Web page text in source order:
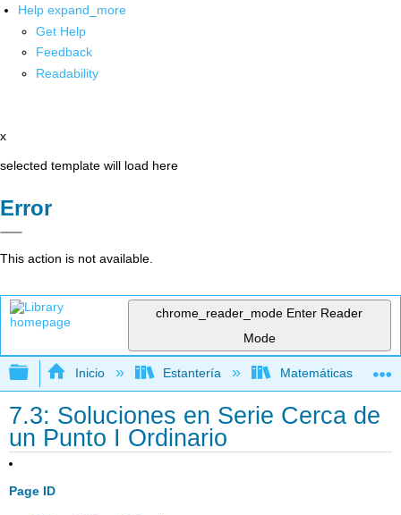
Help expand_more
Get Help
Feedback
Readability
x
selected template will load here
Error
This action is not available.
chrome_reader_mode Enter Reader
Mode
Expandir/contraer jerarquía global
Inicio Estantería Matemáticas
7.3: Soluciones en Serie Cerca de
un Punto I Ordinario
Page ID